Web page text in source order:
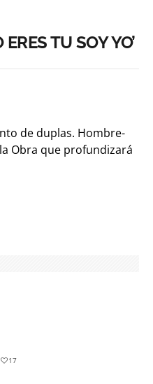
TU SOY YO’
de duplas. Hombre-
Obra que profundizará
17